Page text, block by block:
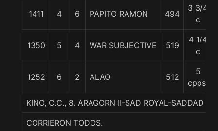
1411 4 6 PAPITO RAMON 494
3 3/4
c
1350 5 4 WAR SUBJECTIVE 519
4 1/4
c
1252 6 2 ALAO 512
5
cpos.
KINO, C.C., 8. ARAGORN II-SAD ROYAL-SADDAD
CORRIERON TODOS.